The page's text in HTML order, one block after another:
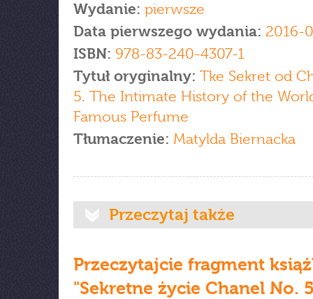
Wydanie: pierwsze
Data pierwszego wydania: 2016-
ISBN: 978-83-240-4307-1
Tytuł oryginalny: Tke Sekret od
5. The Intimate History of the
Famous Perfume
Tłumaczenie: Matylda Biernacka
Przeczytaj także
Przeczytajcie fragment
"Sekretne życie Chanel No.